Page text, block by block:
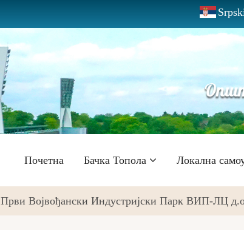
Главна
навигација
Почетна Бачка Топола Локална
Први Војвођански Индустријски Парк ВИП-ЛЦ